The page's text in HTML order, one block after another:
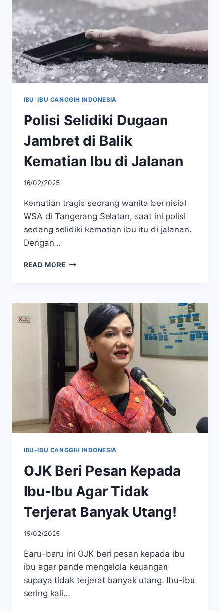
EKONOMI
IBU-IBU CANGGIH INDONESIA
Polisi Selidiki Dugaan
Jambret di Balik
Kematian Ibu di Jalanan
16/02/2025
​Kematian tragis seorang wanita berinisial
WSA di Tangerang Selatan, saat ini polisi
sedang selidiki kematian ibu itu di jalanan.
Dengan…
READ MORE POLISI
DI
BALIK
KEMATIAN
DI
JALANAN
IBU-IBU CANGGIH INDONESIA
OJK Beri Pesan Kepada
Ibu-Ibu Agar Tidak
Terjerat Banyak Utang!
15/02/2025
Baru-baru ini OJK beri pesan kepada ibu
ibu agar pande mengelola keuangan
supaya tidak terjerat banyak utang. Ibu-ibu
sering kali…